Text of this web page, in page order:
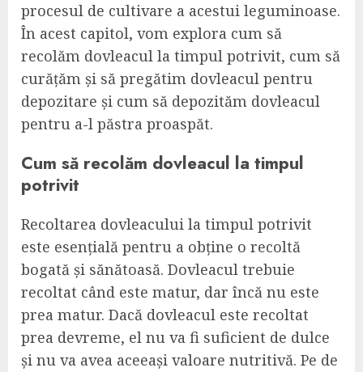
procesul de cultivare a acestui leguminoase.
În acest capitol, vom explora cum să
recolăm dovleacul la timpul potrivit, cum să
curățăm și să pregătim dovleacul pentru
depozitare și cum să depozităm dovleacul
pentru a-l păstra proaspăt.
Cum să recolăm dovleacul la timpul
potrivit
Recoltarea dovleacului la timpul potrivit
este esențială pentru a obține o recoltă
bogată și sănătoasă. Dovleacul trebuie
recoltat când este matur, dar încă nu este
prea matur. Dacă dovleacul este recoltat
prea devreme, el nu va fi suficient de dulce
și nu va avea aceeași valoare nutritivă. Pe de